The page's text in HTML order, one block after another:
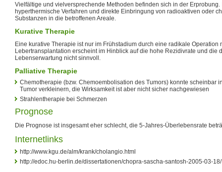
Vielfältige und vielversprechende Methoden befinden sich in der
hyperthermische Verfahren und direkte Einbringung von radioaktiven oder
Substanzen in die betroffenen Areale.
Kurative Therapie
Eine kurative Therapie ist nur im Frühstadium durch eine radikale Operation
Lebertransplantation erscheint im Hinblick auf die hohe Rezidivrate und die
Lebenserwartung nicht sinnvoll.
Palliative Therapie
Chemotherapie (bzw. Chemoembolisation des Tumors) konnte scheinbar
Tumor verkleinern, die Wirksamkeit ist aber nicht sicher nachgewiesen
Strahlentherapie bei Schmerzen
Prognose
Die Prognose ist insgesamt eher schlecht, die 5-Jahres-Überlebensrate
Internetlinks
http://www.kgu.de/alm/krank/cholangio.html
http://edoc.hu-berlin.de/dissertationen/chopra-sascha-santosh-2005-03-